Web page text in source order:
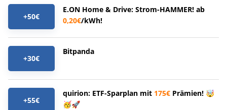
+50€
E.ON Home & Drive: Strom-HAMMER! ab
0,20€/kWh!
+30€
Bitpanda
+55€
quirion: ETF-Sparplan mit 175€ Prämien! 🤯
🥳🚀